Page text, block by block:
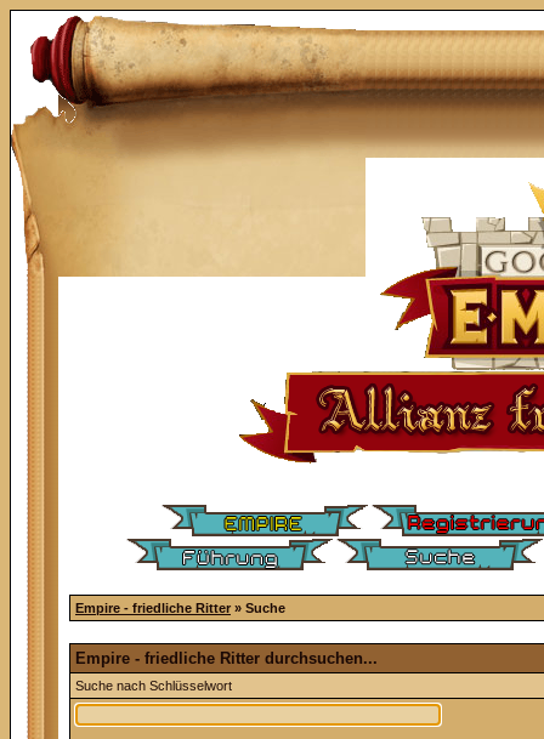
Empire - friedliche Ritter » Suche
Empire - friedliche Ritter durchsuchen...
Suche nach Schlüsselwort